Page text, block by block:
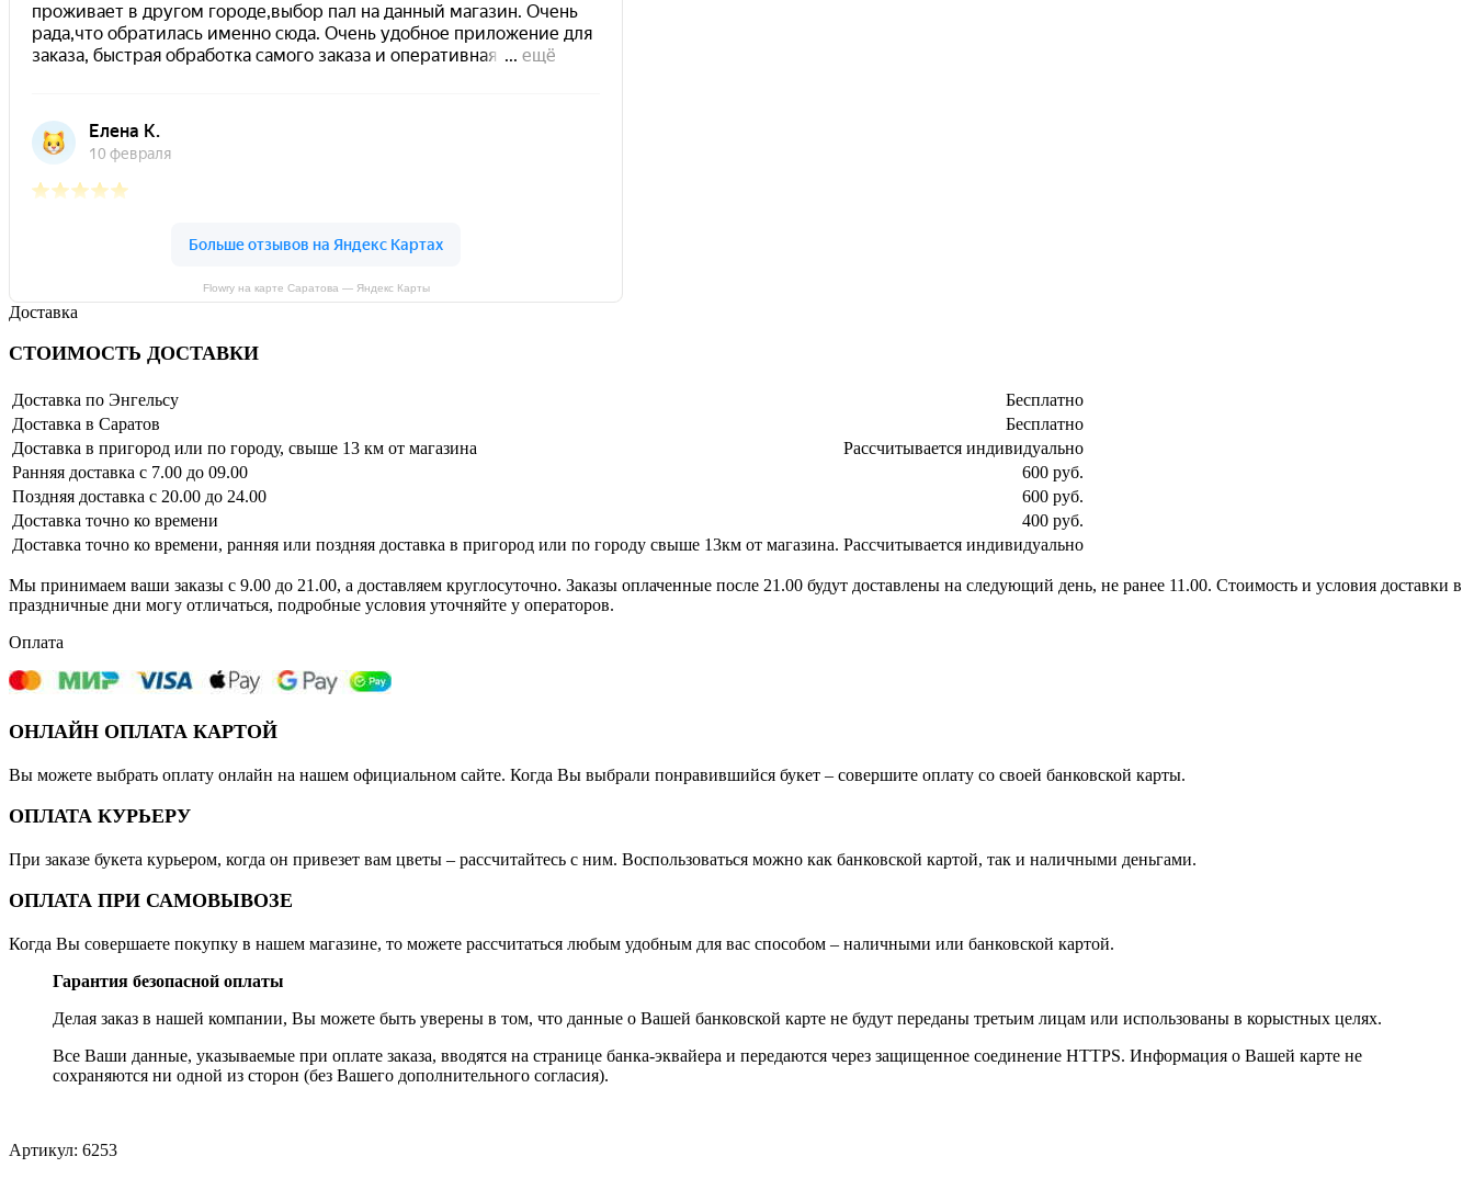
Flowry на карте Саратова — Яндекс Карты
Доставка
СТОИМОСТЬ ДОСТАВКИ
Доставка по Энгельсу
Бесплатно
Доставка в Саратов
Бесплатно
Доставка в пригород или по городу, свыше 13 км от магазина
Рассчитывается индивидуально
Ранняя доставка с 7.00 до 09.00
600 руб.
Поздняя доставка с 20.00 до 24.00
600 руб.
Доставка точно ко времени
400 руб.
Доставка точно ко времени, ранняя или поздняя доставка в пригород или по городу свыше 13км от магазина. Рассчитывается индивидуально
Мы принимаем ваши заказы с 9.00 до 21.00, а доставляем круглосуточно. Заказы оплаченные после 21.00 будут доставлены на следующий день, не ранее 11.00. Стоимость и условия доставки в
праздничные дни могу отличаться, подробные условия уточняйте у операторов.
Оплата
ОНЛАЙН ОПЛАТА КАРТОЙ
Вы можете выбрать оплату онлайн на нашем официальном сайте. Когда Вы выбрали понравившийся букет – совершите оплату со своей банковской карты.
ОПЛАТА КУРЬЕРУ
При заказе букета курьером, когда он привезет вам цветы – рассчитайтесь с ним. Воспользоваться можно как банковской картой, так и наличными деньгами.
ОПЛАТА ПРИ САМОВЫВОЗЕ
Когда Вы совершаете покупку в нашем магазине, то можете рассчитаться любым удобным для вас способом – наличными или банковской картой.
Гарантия безопасной оплаты
Делая заказ в нашей компании, Вы можете быть уверены в том, что данные о Вашей банковской карте не будут переданы третьим лицам или использованы в корыстных целях.
Все Ваши данные, указываемые при оплате заказа, вводятся на странице банка-эквайера и передаются через защищенное соединение HTTPS. Информация о Вашей карте не
сохраняются ни одной из сторон (без Вашего дополнительного согласия).
Артикул: 6253